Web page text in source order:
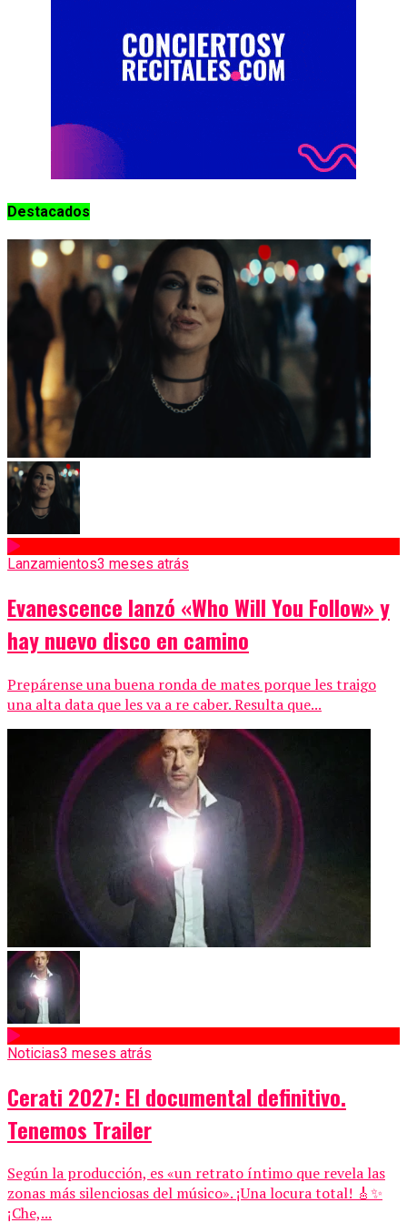
Destacados
Lanzamientos3 meses atrás
Evanescence lanzó «Who Will You Follow» y
hay nuevo disco en camino
Prepárense una buena ronda de mates porque les traigo
una alta data que les va a re caber. Resulta que...
Noticias3 meses atrás
Cerati 2027: El documental definitivo.
Tenemos Trailer
Según la producción, es «un retrato íntimo que revela las
zonas más silenciosas del músico». ¡Una locura total! 🎸✨
¡Che,...